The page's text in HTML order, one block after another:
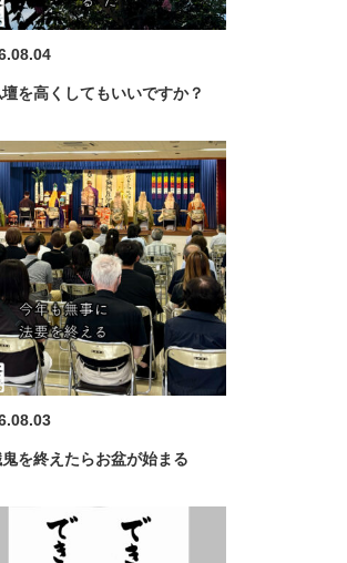
を高くしてもいいですか？
を終えたらお盆が始まる